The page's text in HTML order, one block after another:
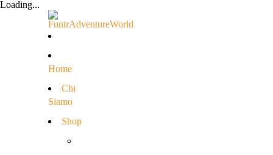
Loading...
Home
Chi
Siamo
Shop